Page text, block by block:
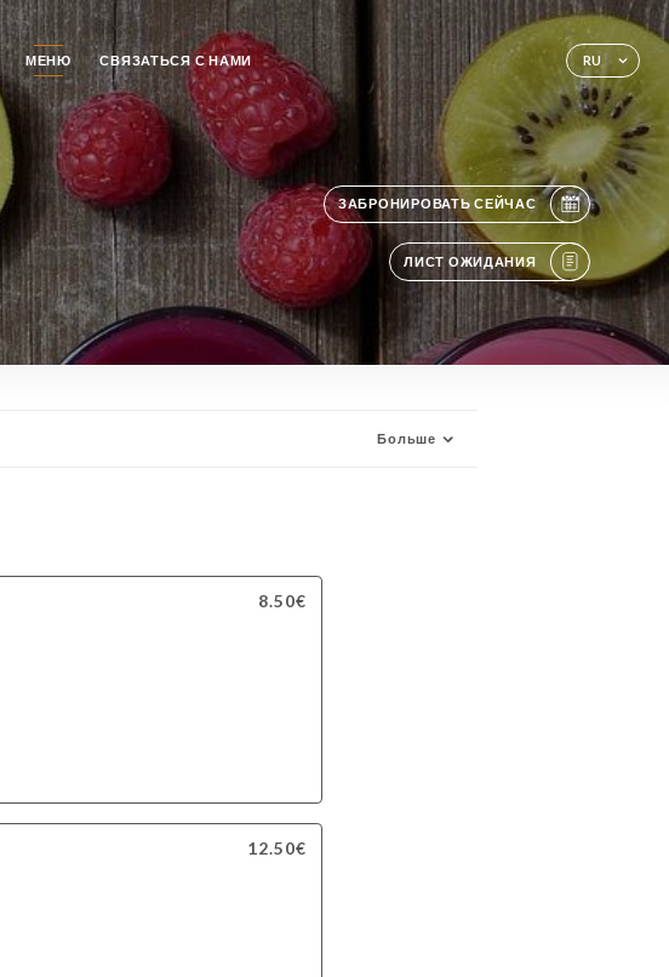
RU
МЕНЮ СВЯЗАТЬСЯ С НАМИ
ЗАБРОНИРОВАТЬ СЕЙЧАС
ЛИСТ ОЖИДАНИЯ
Больше
8.50€
12.50€